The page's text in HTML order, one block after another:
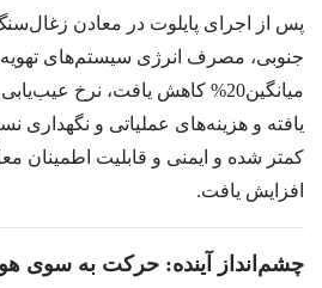
پس از اجرای پایلوت در معادن
جنوبی، مصرف انرژی سیستم‌های
میانگین20% کاهش یافت، نرخ عیب‌یابی
یافته و هزینه‌های عملیاتی و نگهداری
کمتر شده و ایمنی و قابلیت اطمینان
افزایش یافت.
چشم‌انداز آینده: حرکت به سوی